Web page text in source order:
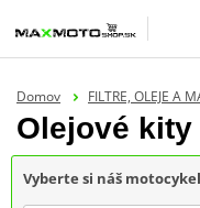
Domov FILTRE, OLEJE A
Olejové kity
Vyberte si náš